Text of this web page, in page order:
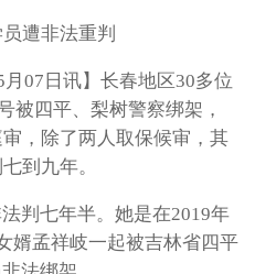
遭非法重判
月07日讯】长春地区30多位
被四平、梨树警察绑架，
，除了两人取保候审，其
到九年。
判七年半。她是在2019年
婿孟祥岐一起被吉林省四平